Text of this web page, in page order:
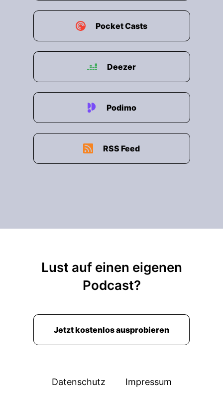
Pocket Casts
Deezer
Podimo
RSS Feed
Lust auf einen eigenen
Podcast?
Jetzt kostenlos ausprobieren
Datenschutz Impressum